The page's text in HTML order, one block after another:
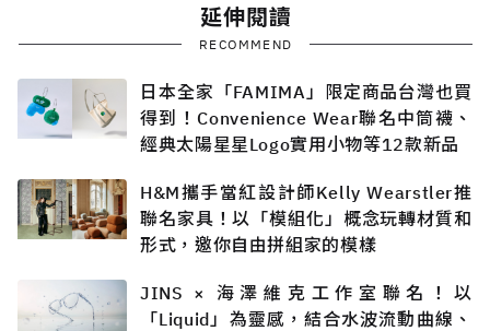
延伸閱讀
RECOMMEND
日本全家「FAMIMA」限定商品台灣也買
得到！Convenience Wear聯名中筒襪、
經典太陽星星Logo實用小物等12款新品
H&M攜手當紅設計師Kelly Wearstler推
聯名家具！以「模組化」概念玩轉材質和
形式，邀你自由拼組家的模樣
JINS × 海澤維克工作室聯名！以
「Liquid」為靈感，結合水波流動曲線、